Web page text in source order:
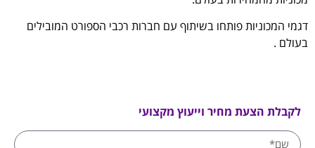
דגמי המכוניות פותחו בשיתוף עם חברות רכבי הספורט המובילים
בעולם .
לקבלת הצעת מחיר וייעוץ מקצועי